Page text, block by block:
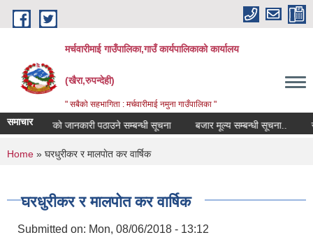
Skip to main content
मर्चवारीमाई गाउँपालिका,गाउँ कार्यपालिकाको कार्यालय
(खैरा,रुपन्देही)
" सबैको सहभागिता : मर्चवारीमाई नमुना गाउँपालिका "
समाचार
नियुक्तिको जानकारी पठाउने सम्बन्धी सूचना बजार मूल्य सम्बन्धी सूचना..
You are here
Home » घरधुरीकर र मालपाेत कर वार्षिक
घरधुरीकर र मालपाेत कर वार्षिक
Submitted on: Mon, 08/06/2018 - 13:12